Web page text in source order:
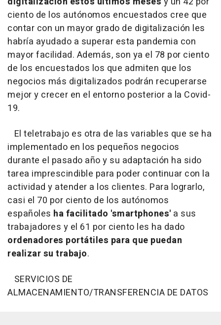
ciento de los autónomos encuestados cree que
contar con un mayor grado de digitalización les
habría ayudado a superar esta pandemia con
mayor facilidad. Además, son ya el 78 por ciento
de los encuestados los que admiten que los
negocios más digitalizados podrán recuperarse
mejor y crecer en el entorno posterior a la Covid-
19.
El teletrabajo es otra de las variables que se ha
implementado en los pequeños negocios
durante el pasado año y su adaptación ha sido
tarea imprescindible para poder continuar con la
actividad y atender a los clientes. Para lograrlo,
casi el 70 por ciento de los autónomos
españoles ha facilitado 'smartphones' a sus
trabajadores y el 61 por ciento les ha dado
ordenadores portátiles para que puedan
realizar su trabajo.
SERVICIOS DE
ALMACENAMIENTO/TRANSFERENCIA DE DATOS